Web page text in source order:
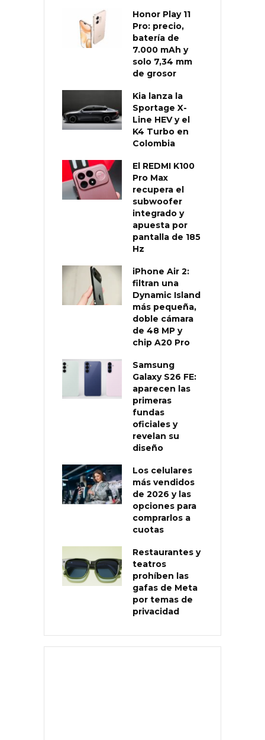
Honor Play 11
Pro: precio,
batería de
7.000 mAh y
solo 7,34 mm
de grosor
Kia lanza la
Sportage X-
Line HEV y el
K4 Turbo en
Colombia
El REDMI K100
Pro Max
recupera el
subwoofer
integrado y
apuesta por
pantalla de 185
Hz
iPhone Air 2:
filtran una
Dynamic Island
más pequeña,
doble cámara
de 48 MP y
chip A20 Pro
Samsung
Galaxy S26 FE:
aparecen las
primeras
fundas
oficiales y
revelan su
diseño
Los celulares
más vendidos
de 2026 y las
opciones para
comprarlos a
cuotas
Restaurantes y
teatros
prohíben las
gafas de Meta
por temas de
privacidad